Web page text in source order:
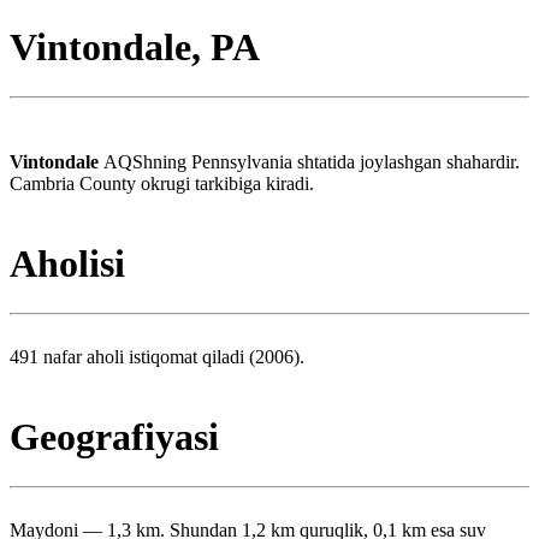
Vintondale, PA
Vintondale AQShning Pennsylvania shtatida joylashgan shahardir.
Cambria County okrugi tarkibiga kiradi.
Aholisi
491 nafar aholi istiqomat qiladi (2006).
Geografiyasi
Maydoni — 1,3 km. Shundan 1,2 km quruqlik, 0,1 km esa suv